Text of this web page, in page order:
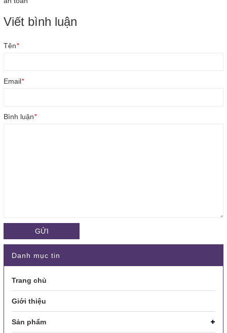
Viết bình luận
Tên*
Email*
Bình luận*
GỬI
Danh mục tin
Trang chủ
Giới thiệu
Sản phẩm